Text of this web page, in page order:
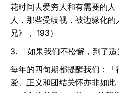
花时间去爱穷人和有需要的
人，那些受歧视，被边缘化
兄》， 193）
3. 「如果我们不松懈，到了适
每年的四旬期都提醒我们：
爱、正义和团结关怀亦非如此